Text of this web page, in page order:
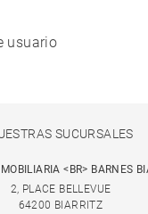
usuario
SUCURSALES
<BR> BARNES
2, PLACE BELLEVUE
64200 BIARRITZ